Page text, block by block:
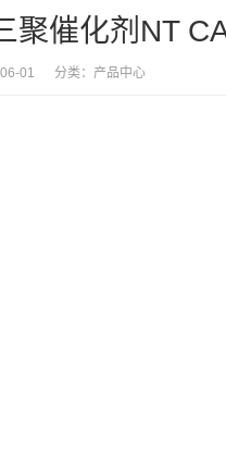
聚催化剂NT
06-01 分类： 产品中心